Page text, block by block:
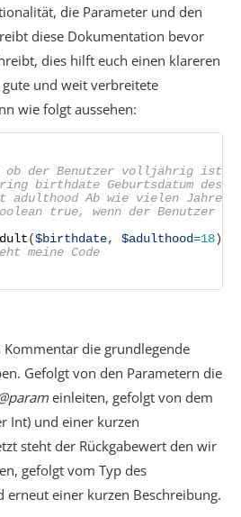
die Parameter und den
diese Dokumentation bevor
dies hilft euch einen klareren
gute und weit verbreitete
wie folgt aussehen:
ob der Benutzer volljährig ist.
birthdate Geburtsdatum des
adulthood Ab wie vielen
true, wenn der Benutzer
($birthdate, $adulthood=18)
meine Code
die grundlegende
Gefolgt von den Parametern die
einleiten, gefolgt von dem
Int) und einer kurzen
steht der Rückgabewert den wir
gefolgt vom Typ des
erneut einer kurzen Beschreibung.